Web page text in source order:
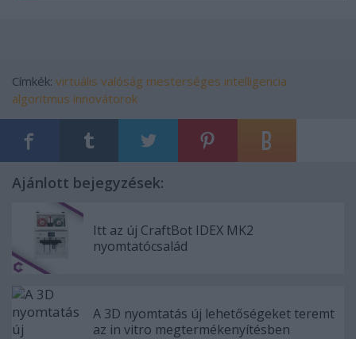
Címkék: virtuális valóság mesterséges intelligencia
algoritmus innovátorok
Ajánlott bejegyzések:
Itt az új CraftBot IDEX MK2
nyomtatócsalád
A 3D nyomtatás új lehetőségeket teremt
az in vitro megtermékenyítésben